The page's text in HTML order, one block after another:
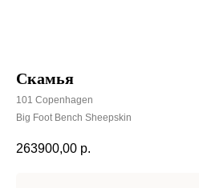
Скамья
101 Copenhagen
Big Foot Bench Sheepskin
263900,00 р.